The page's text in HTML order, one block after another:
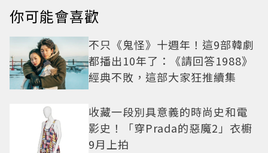
你可能會喜歡
不只《鬼怪》十週年！這9部韓劇
都播出10年了：《請回答1988》
經典不敗，這部大家狂推續集
收藏一段別具意義的時尚史和電
影史！「穿Prada的惡魔2」衣櫥
9月上拍